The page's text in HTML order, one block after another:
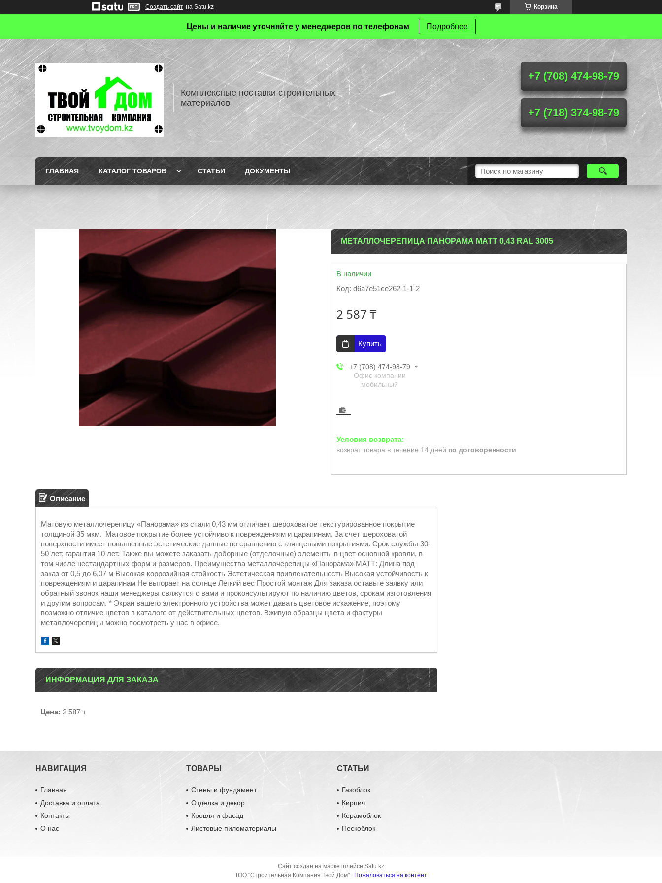
Создать сайт на Satu.kz Корзина
Цены и наличие уточняйте у менеджеров по телефонам Подробнее
Комплексные поставки строительных
материалов
+7 (708) 474-98-79
+7 (718) 374-98-79
ГЛАВНАЯ КАТАЛОГ ТОВАРОВ СТАТЬИ ДОКУМЕНТЫ
МЕТАЛЛОЧЕРЕПИЦА ПАНОРАМА МАТТ 0,43 RAL 3005
В наличии
Код: d6a7e51ce262-1-1-2
2 587 ₸
Купить
+7 (708) 474-98-79
Офис компании
мобильный
возврат товара в течение 14 дней по договоренности
Описание
Матовую металлочерепицу «Панорама» из стали 0,43 мм отличает шероховатое текстурированное покрытие
толщиной 35 мкм. Матовое покрытие более устойчиво к повреждениям и царапинам. За счет шероховатой
поверхности имеет повышенные эстетические данные по сравнению с глянцевыми покрытиями. Срок службы 30-
50 лет, гарантия 10 лет. Также вы можете заказать доборные (отделочные) элементы в цвет основной кровли, в
том числе нестандартных форм и размеров. Преимущества металлочерепицы «Панорама» МАТТ: Длина под
заказ от 0,5 до 6,07 м Высокая коррозийная стойкость Эстетическая привлекательность Высокая устойчивость к
повреждениям и царапинам Не выгорает на солнце Легкий вес Простой монтаж Для заказа оставьте заявку или
обратный звонок наши менеджеры свяжутся с вами и проконсультируют по наличию цветов, срокам изготовления
и другим вопросам. * Экран вашего электронного устройства может давать цветовое искажение, поэтому
возможно отличие цветов в каталоге от действительных цветов. Вживую образцы цвета и фактуры
металлочерепицы можно посмотреть у нас в офисе.
ИНФОРМАЦИЯ ДЛЯ ЗАКАЗА
Цена: 2 587 ₸
НАВИГАЦИЯ
Главная
Доставка и оплата
Контакты
О нас
ТОВАРЫ
Стены и фундамент
Отделка и декор
Кровля и фасад
Листовые пиломатериалы
СТАТЬИ
Газоблок
Кирпич
Керамоблок
Пескоблок
Сайт создан на маркетплейсе Satu.kz
Пожаловаться на контент